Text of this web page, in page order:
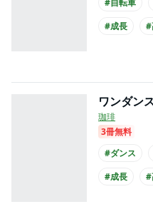
#自転車
#成長
#
ワンダン
珈琲
3冊無料
#ダンス
#成長
#